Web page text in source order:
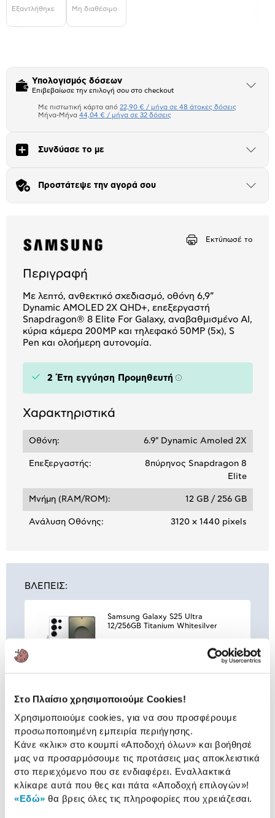
Στο Πλαίσιο χρησιμοποιούμε Cookies!
Χρησιμοποιούμε cookies, για να σου προσφέρουμε
προσωποποιημένη εμπειρία περιήγησης.
Κάνε «κλικ» στο κουμπί «Αποδοχή όλων» και βοήθησέ
μας να προσαρμόσουμε τις προτάσεις μας αποκλειστικά
στο περιεχόμενο που σε ενδιαφέρει. Εναλλακτικά
κλίκαρε αυτά που θες και πάτα «Αποδοχή επιλογών»!
«Εδώ» θα βρεις όλες τις πληροφορίες που χρειάζεσαι.
Εξαντλήθηκε Μη διαθέσιμο
Υπολογισμός δόσεων
Επιβεβαίωσε την επιλογή σου στο checkout
Άνοιξε
Πιστωτική κάρτα
Με πιστωτική κάρτα από 22,90 € / μήνα σε 48 άτοκες δόσεις
Μήνα-Μήνα 44,04 € / μήνα σε 32 δόσεις
Συνδύασε το με
Άνοιξε
Προστάτεψε την αγορά σου
Άνοιξε
Εκτύπωσέ το
Περιγραφή
Με λεπτό, ανθεκτικό σχεδιασμό, οθόνη 6,9”
Dynamic AMOLED 2X QHD+, επεξεργαστή
Snapdragon® 8 Elite For Galaxy, αναβαθμισμένο AI,
κύρια κάμερα 200MP και τηλεφακό 50MP (5x), S
Pen και ολοήμερη αυτονομία.
2 Έτη εγγύηση Προμηθευτή Πληροφορίες
Χαρακτηριστικά
Οθόνη: 6.9" Dynamic Amoled 2X
Επεξεργαστής:
8πύρηνος Snapdragon 8
Elite
Μνήμη (RAM/ROM): 12 GB / 256 GB
Ανάλυση Οθόνης: 3120 x 1440 pixels
ΒΛΕΠΕΙΣ:
Samsung Galaxy S25 Ultra
12/256GB Titanium Whitesilver
Συνδύασέ το με
Samsung SmartTag2 Black
39,90 €
Προσθήκη